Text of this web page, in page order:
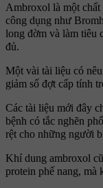
Ambroxol là một chất
công dụng như
long đờm và làm tiêu
đủ.
Một vài tài liệu có
giảm số đợt cấp tính
Các tài liệu mới đây
bệnh có tắc nghẽn
rệt cho những người
Khí dung ambroxol
protein phế nang, mà